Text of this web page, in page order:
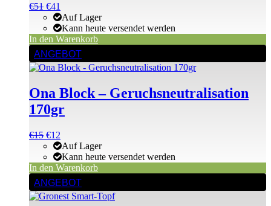
Ursprünglicher
Preis
war:
€52
€51Aktueller
Preis
ist:
€51.
€41
Auf Lager
Kann heute versendet werden
In den Warenkorb
ANGEBOT
Ona Block – Geruchsneutralisation
170gr
Ursprünglicher
Preis
war:
€15
€15Aktueller
Preis
ist:
€15.
€12
Auf Lager
Kann heute versendet werden
In den Warenkorb
ANGEBOT
Dieses
Produkt
weist